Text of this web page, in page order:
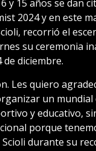
y 15 años se dan
2024 y en este
recorrió el
su ceremonia
diciembre.
Les quiero
un mundial
y educativo,
porque
durante su